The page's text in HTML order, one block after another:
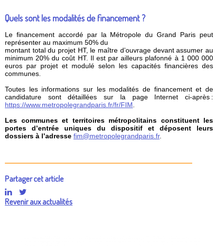
Quels sont les modalités de financement ?
Le financement accordé par la Métropole du Grand Paris peut
représenter au maximum 50% du
montant total du projet HT, le maître d’ouvrage devant assumer au
minimum 20% du coût HT. Il est par ailleurs plafonné à 1 000 000
euros par projet et modulé selon les capacités financières des
communes.
Toutes les informations sur les modalités de financement et de
candidature sont détaillées sur la page Internet ci-après :
https://www.metropolegrandparis.fr/fr/FIM
Les communes et territoires métropolitains constituent les
portes d’entrée uniques du dispositif
et déposent leurs
dossiers à l’adresse fim@metropolegrandparis.fr.
Partager cet article
Revenir aux actualités